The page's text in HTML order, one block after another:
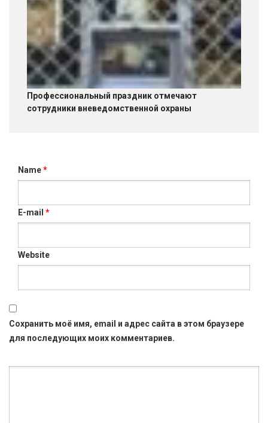
Профессиональный праздник отмечают
сотрудники вневедомственной охраны
Name*
E-mail *
Website
Сохранить моё имя, email и адрес сайта в этом браузере
для последующих моих комментариев.